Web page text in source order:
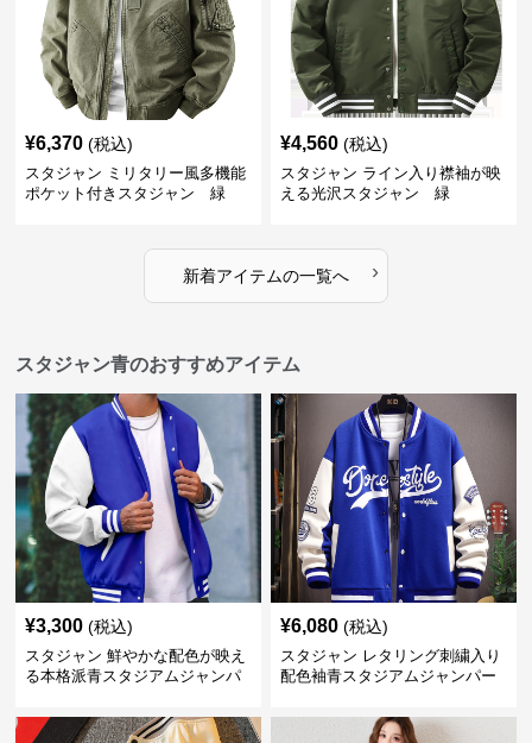
¥6,370 (税込)
スタジャン ミリタリー風多機能
ポケット付きスタジャン 緑
¥4,560 (税込)
スタジャン ライン入り襟袖が映
える光沢スタジャン 緑
新着アイテムの一覧へ ›
スタジャン青のおすすめアイテム
¥3,300 (税込)
スタジャン 鮮やかな配色が映え
る本格派青スタジアムジャンパ
¥6,080 (税込)
スタジャン レタリング刺繍入り
配色袖青スタジアムジャンパー